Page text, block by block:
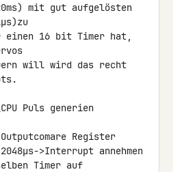
mit gut aufgelösten
einen 16 bit Timer hat,
will wird das recht
Puls generien
Register
>Interrupt annehmen
Timer auf